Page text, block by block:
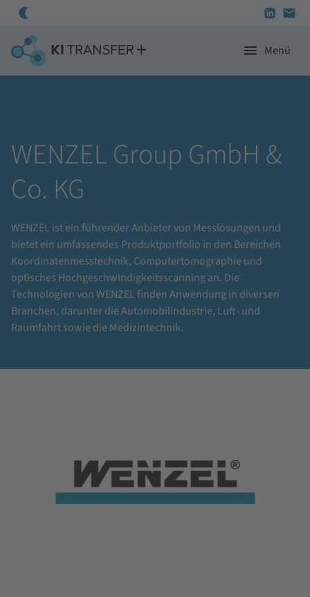
Unternehmen
Projekte
Menü
WENZEL Group GmbH &
Co. KG
WENZEL ist ein führender Anbieter von Messlösungen und
bietet ein umfassendes Produktportfolio in den Bereichen
Koordinatenmesstechnik, Computertomographie und
optisches Hochgeschwindigkeitsscanning an. Die
Technologien von WENZEL finden Anwendung in diversen
Branchen, darunter die Automobilindustrie, Luft- und
Raumfahrt sowie die Medizintechnik.